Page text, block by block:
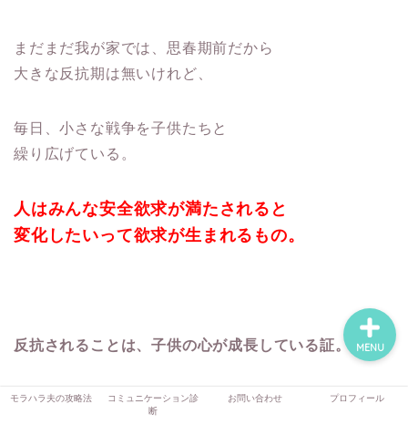
まだまだ我が家では、思春期前だから
大きな反抗期は無いけれど、
毎日、小さな戦争を子供たちと
繰り広げている。
人はみんな安全欲求が満たされると
変化したいって欲求が生まれるもの。
反抗されることは、子供の心が成長している証。
モラハラ夫の攻略法
コミュニケーション診
断
お問い合わせ プロフィール
MENU
コミュニケーション診断
プロフィール